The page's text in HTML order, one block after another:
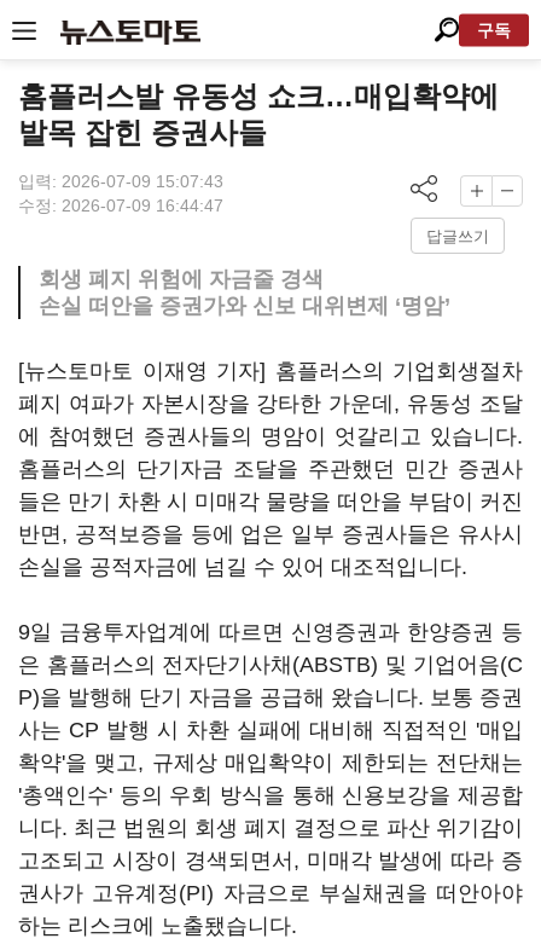
구독
홈플러스발 유동성 쇼크…매입확약에
발목 잡힌 증권사들
입력: 2026-07-09 15:07:43
수정: 2026-07-09 16:44:47
답글쓰기
회생 폐지 위험에 자금줄 경색
손실 떠안을 증권가와 신보 대위변제 ‘명암’
[뉴스토마토 이재영 기자] 홈플러스의 기업회생절차
폐지 여파가 자본시장을 강타한 가운데, 유동성 조달
에 참여했던 증권사들의 명암이 엇갈리고 있습니다.
홈플러스의 단기자금 조달을 주관했던 민간 증권사
들은 만기 차환 시 미매각 물량을 떠안을 부담이 커진
반면, 공적보증을 등에 업은 일부 증권사들은 유사시
손실을 공적자금에 넘길 수 있어 대조적입니다.
9일 금융투자업계에 따르면 신영증권과 한양증권 등
은 홈플러스의 전자단기사채(ABSTB) 및 기업어음(C
P)을 발행해 단기 자금을 공급해 왔습니다. 보통 증권
사는 CP 발행 시 차환 실패에 대비해 직접적인 '매입
확약'을 맺고, 규제상 매입확약이 제한되는 전단채는
'총액인수' 등의 우회 방식을 통해 신용보강을 제공합
니다. 최근 법원의 회생 폐지 결정으로 파산 위기감이
고조되고 시장이 경색되면서, 미매각 발생에 따라 증
권사가 고유계정(PI) 자금으로 부실채권을 떠안아야
하는 리스크에 노출됐습니다.